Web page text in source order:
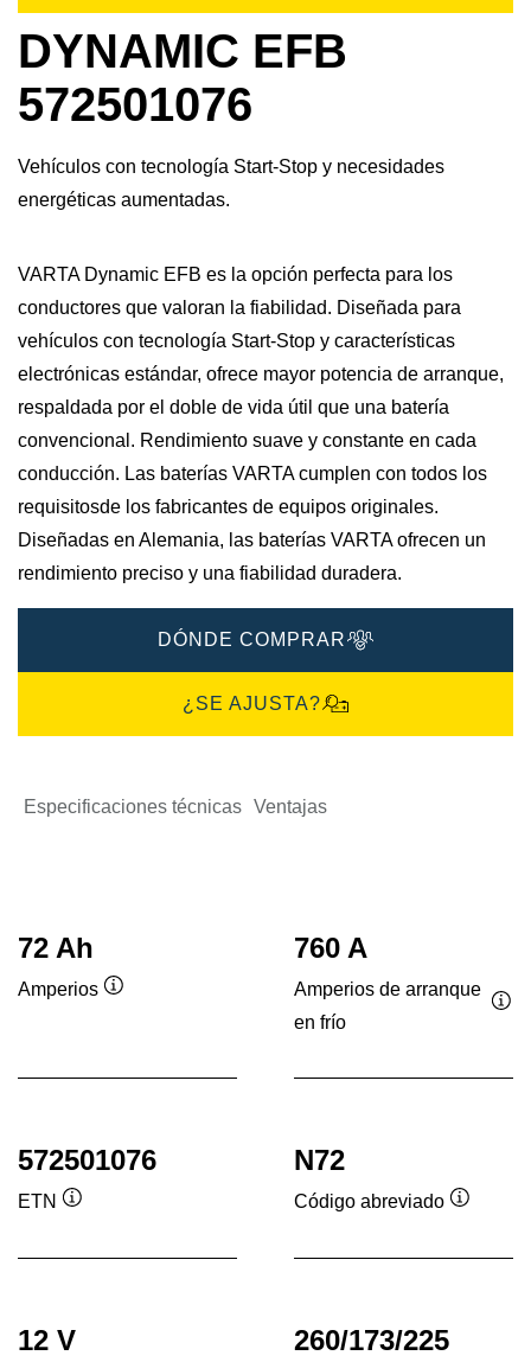
DYNAMIC EFB
572501076
Vehículos con tecnología Start-Stop y necesidades
energéticas aumentadas.
VARTA Dynamic EFB es la opción perfecta para los
conductores que valoran la fiabilidad. Diseñada para
vehículos con tecnología Start-Stop y características
electrónicas estándar, ofrece mayor potencia de arranque,
respaldada por el doble de vida útil que una batería
convencional. Rendimiento suave y constante en cada
conducción. Las baterías VARTA cumplen con todos los
requisitosde los fabricantes de equipos originales.
Diseñadas en Alemania, las baterías VARTA ofrecen un
rendimiento preciso y una fiabilidad duradera.
DÓNDE COMPRAR
¿SE AJUSTA?
Especificaciones técnicas Ventajas
72 Ah
Amperios
760 A
Amperios de arranque
en frío
572501076
ETN
herramientas
N72
Código abreviado
12 V 260/173/225